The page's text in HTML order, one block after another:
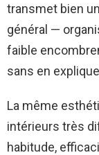
transmet bien
général —
faible
sans en
La même
intérieurs très
habitude,